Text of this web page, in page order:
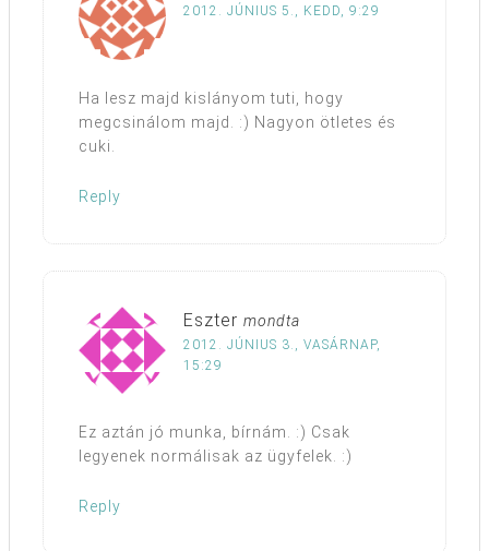
2012. JÚNIUS 5., KEDD, 9:29
Ha lesz majd kislányom tuti, hogy
megcsinálom majd. :) Nagyon ötletes és
cuki.
Reply
Eszter mondta
2012. JÚNIUS 3., VASÁRNAP,
15:29
Ez aztán jó munka, bírnám. :) Csak
legyenek normálisak az ügyfelek. :)
Reply